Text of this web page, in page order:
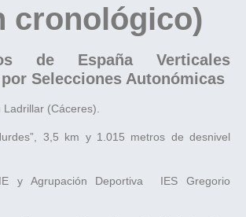
cronológico)
de España Verticales
Selecciones Autonómicas
(Cáceres).
3,5 km y 1.015 metros de desnivel
y Agrupación Deportiva
IES Gregorio